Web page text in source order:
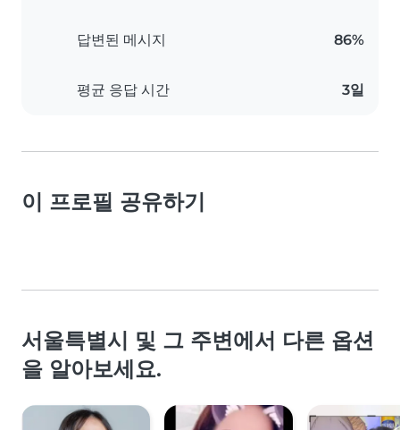
답변된 메시지 86%
평균 응답 시간 3일
이 프로필 공유하기
서울특별시 및 그 주변에서 다른 옵션
을 알아보세요.